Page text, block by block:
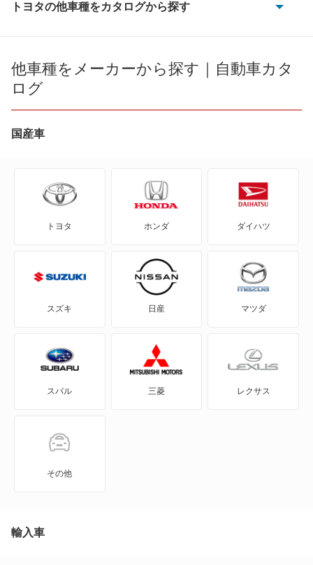
トヨタの他車種をカタログから探す
bB
bZ4X
bZ4X ツーリング
GRヤリス
MR2
他車種をメーカーから探す｜自動車カタ
ログ
国産車
トヨタ ホンダ ダイハツ
スズキ 日産 マツダ
スバル 三菱 レクサス
その他
輸入車